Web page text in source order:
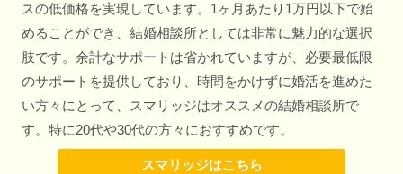
スの低価格を実現しています。1ヶ月あたり1万円以下で始
めることができ、結婚相談所としては非常に魅力的な選択
肢です。余計なサポートは省かれていますが、必要最低限
のサポートを提供しており、時間をかけずに婚活を進めた
い方々にとって、スマリッジはオススメの結婚相談所で
す。特に20代や30代の方々におすすめです。
スマリッジはこちら